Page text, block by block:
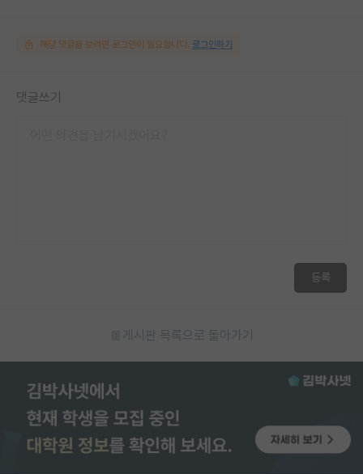
해당 댓글을 보려면 로그인이 필요합니다. 로그인하기
댓글쓰기
등록
게시판 목록으로 돌아가기